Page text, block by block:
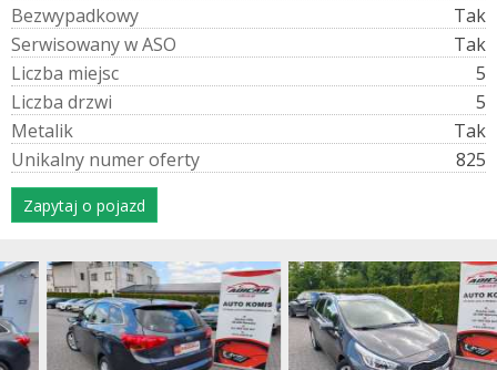
Bezwypadkowy
Tak
SerwisowanywASO
Tak
Liczba miejsc
5
Liczba drzwi
5
Metalik
Tak
Unikalny numeroferty 825
Zapytaj o pojazd